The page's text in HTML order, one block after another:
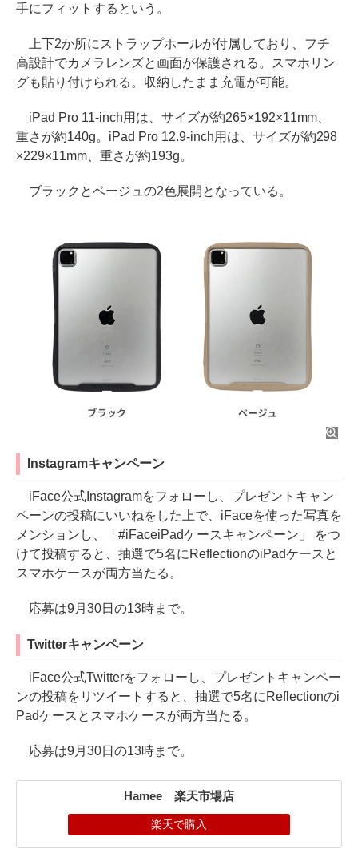
手にフィットするという。
上下2か所にストラップホールが付属しており、フチ
高設計でカメラレンズと画面が保護される。スマホリン
グも貼り付けられる。収納したまま充電が可能。
iPad Pro 11-inch用は、サイズが約265×192×11mm、
重さが約140g。iPad Pro 12.9-inch用は、サイズが約298
×229×11mm、重さが約193g。
ブラックとベージュの2色展開となっている。
Instagramキャンペーン
iFace公式Instagramをフォローし、プレゼントキャン
ペーンの投稿にいいねをした上で、iFaceを使った写真を
メンションし、「#iFaceiPadケースキャンペーン」 をつ
けて投稿すると、抽選で5名にReflectionのiPadケースと
スマホケースが両方当たる。
応募は9月30日の13時まで。
Twitterキャンペーン
iFace公式Twitterをフォローし、プレゼントキャンペー
ンの投稿をリツイートすると、抽選で5名にReflectionのi
Padケースとスマホケースが両方当たる。
応募は9月30日の13時まで。
Hamee 楽天市場店
楽天で購入